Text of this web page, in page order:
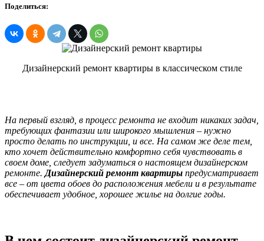
Поделиться:
Дизайнерский ремонт квартиры в классическом стиле
На первый взгляд, в процесс ремонта не входит никаких задач,
требующих фантазии или широкого мышления – нужно
просто делать по инструкции, и все. На самом же деле тем,
кто хочет действительно комфортно себя чувствовать в
своем доме, следует задуматься о настоящем дизайнерском
ремонте. Дизайнерский ремонт квартиры предусматривает
все – от цвета обоев до расположения мебели и в результате
обеспечивает удобное, хорошее жилье на долгие годы.